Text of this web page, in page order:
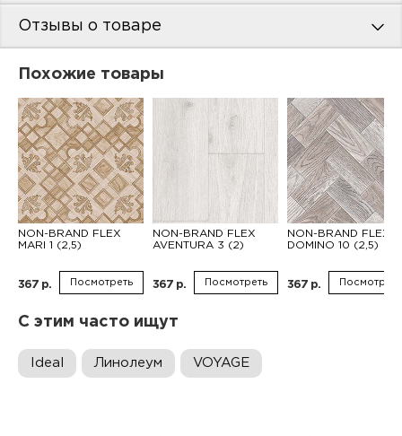
Отзывы о товаре
Похожие товары
NON-BRAND FLEX
MARI 1 (2,5)
367 р. Посмотреть
NON-BRAND FLEX
AVENTURA 3 (2)
367 р. Посмотреть
NON-BRAND FLEX
DOMINO 10 (2,5)
367 р. Посмотреть
С этим часто ищут
Ideal Линолеум VOYAGE